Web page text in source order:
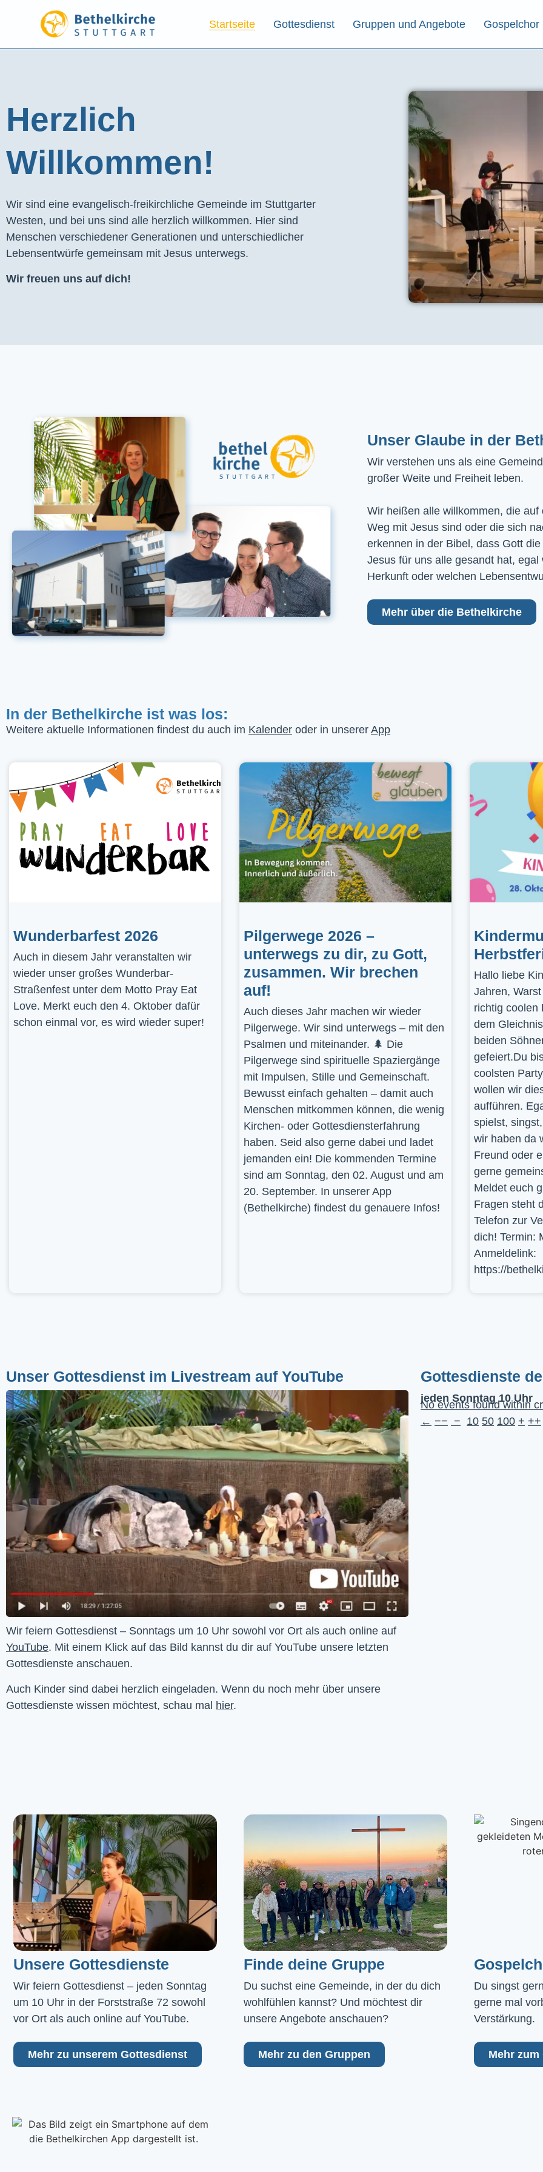
Startseite Gottesdienst Gruppen und Angebote Gospelchor
Herzlich
Willkommen!
Wir sind eine evangelisch-freikirchliche Gemeinde im Stuttgarter
Westen, und bei uns sind alle herzlich willkommen. Hier sind
Menschen verschiedener Generationen und unterschiedlicher
Lebensentwürfe gemeinsam mit Jesus unterwegs.
Wir freuen uns auf dich!
Unser Glaube in der
Wir verstehen uns als eine
großer Weite und Freiheit leben.
Wir heißen alle willkommen, die
Weg mit Jesus sind oder die sich
erkennen in der Bibel, dass Gott
Jesus für uns alle gesandt hat,
Herkunft oder welchen
Mehr über die Bethelkirche
In der Bethelkirche ist was los:
Weitere aktuelle Informationen findest du auch im Kalender oder in unserer App
Wunderbarfest 2026
Auch in diesem Jahr veranstalten wir
wieder unser großes Wunderbar-
Straßenfest unter dem Motto Pray Eat
Love. Merkt euch den 4. Oktober dafür
schon einmal vor, es wird wieder super!
Pilgerwege 2026 –
unterwegs zu dir, zu Gott,
zusammen. Wir brechen
auf!
Auch dieses Jahr machen wir wieder
Pilgerwege. Wir sind unterwegs – mit den
Psalmen und miteinander. 🌲 Die
Pilgerwege sind spirituelle Spaziergänge
mit Impulsen, Stille und Gemeinschaft.
Bewusst einfach gehalten – damit auch
Menschen mitkommen können, die wenig
Kirchen- oder Gottesdiensterfahrung
haben. Seid also gerne dabei und ladet
jemanden ein! Die kommenden Termine
sind am Sonntag, den 02. August und am
20. September. In unserer App
(Bethelkirche) findest du genauere Infos!
Hallo liebe
Jahren,
richtig coolen
dem
beiden
gefeiert.Du
coolsten
wollen wir
aufführen.
spielst,
wir haben da
Freund oder
gerne
Meldet euch
Fragen steht
Telefon zur
dich! Termin:
Anmeldelink:
https://
Unser Gottesdienst im Livestream auf YouTube
YouTube. Mit einem Klick auf das Bild kannst du dir auf YouTube unsere letzten
Gottesdienste anschauen.
Auch Kinder sind dabei herzlich eingeladen. Wenn du noch mehr über unsere
Gottesdienste wissen möchtest, schau mal hier.
Gottesdienste
jeden Sonntag 10 Uhr
No events found within
← −− − 10 50 100 + ++
Unsere Gottesdienste
Wir feiern Gottesdienst – jeden Sonntag
um 10 Uhr in der Forststraße 72 sowohl
vor Ort als auch online auf YouTube.
Mehr zu unserem Gottesdienst
Finde deine Gruppe
Du suchst eine Gemeinde, in der du dich
wohlfühlen kannst? Und möchtest dir
unsere Angebote anschauen?
Mehr zu den Gruppen
Du singst
gerne mal
Verstärkung.
Mehr